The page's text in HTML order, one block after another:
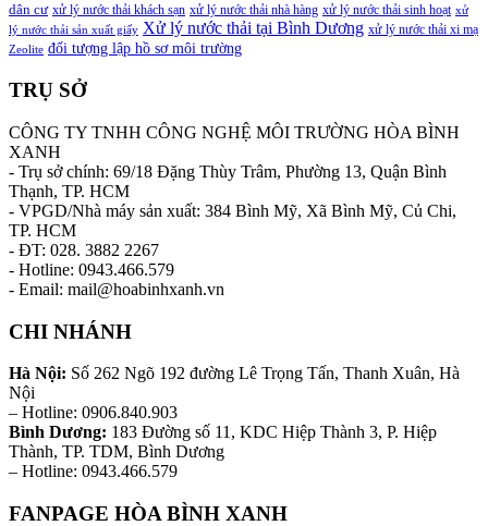
dân cư xử lý nước thải khách sạn xử lý nước thải nhà hàng xử lý nước thải sinh hoạt xử
lý nước thải sản xuất giấy Xử lý nước thải tại Bình Dương xử lý nước thải xi mạ
Zeolite đối tượng lập hồ sơ môi trường
TRỤ SỞ
CÔNG TY TNHH CÔNG NGHỆ MÔI TRƯỜNG HÒA BÌNH
XANH
- Trụ sở chính: 69/18 Đặng Thùy Trâm, Phường 13, Quận Bình
Thạnh, TP. HCM
- VPGD/Nhà máy sản xuất: 384 Bình Mỹ, Xã Bình Mỹ, Củ Chi,
TP. HCM
- ĐT: 028. 3882 2267
- Hotline: 0943.466.579
- Email: mail@hoabinhxanh.vn
CHI NHÁNH
Hà Nội: Số 262 Ngõ 192 đường Lê Trọng Tấn, Thanh Xuân, Hà
Nội
– Hotline: 0906.840.903
Bình Dương: 183 Đường số 11, KDC Hiệp Thành 3, P. Hiệp
Thành, TP. TDM, Bình Dương
– Hotline: 0943.466.579
FANPAGE HÒA BÌNH XANH